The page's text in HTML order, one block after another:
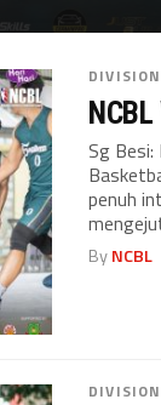
Sg
penuh
ByNCBL